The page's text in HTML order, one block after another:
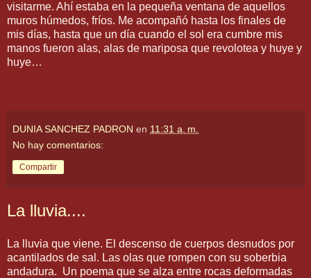
visitarme. Ahí estaba en la pequeña ventana de aquellos
muros húmedos, fríos. Me acompañó hasta los finales de
mis días, hasta que un día cuando el sol era cumbre mis
manos fueron alas, alas de mariposa que revolotea y huye y
huye…
DUNIA SANCHEZ PADRON en 11:31 a. m.
No hay comentarios:
Compartir
La lluvia....
La lluvia que viene. El descenso de cuerpos desnudos por
acantilados de sal. Las olas que rompen con su soberbia
andadura. Un poema que se alza entre rocas deformadas